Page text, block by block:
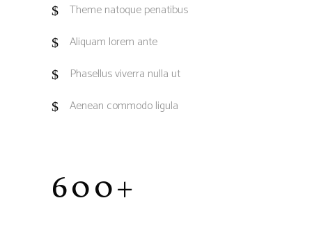
Theme natoque penatibus
Aliquam lorem ante
Phasellus viverra nulla ut
Aenean commodo ligula
600+